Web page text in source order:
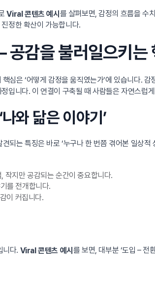
Viral 콘텐츠 예시 를 살펴보면, 감정의 흐름을 수
정한 확산이 가능합니다.
공감을 불러일으키는
핵심은 ‘어떻게 감정을 움직였는가’에 있습니다.
입니다. 이 연결이 구축될 때 사람들은 자연스럽
와 닮은 이야기’
견되는 특징은 바로 ‘누구나 한 번쯤 겪어본 일상
작지만 공감되는 순간이 중요합니다.
를 전개합니다.
이 커집니다.
니다. Viral 콘텐츠 예시 를 보면, 대부분 ‘도입 – 전